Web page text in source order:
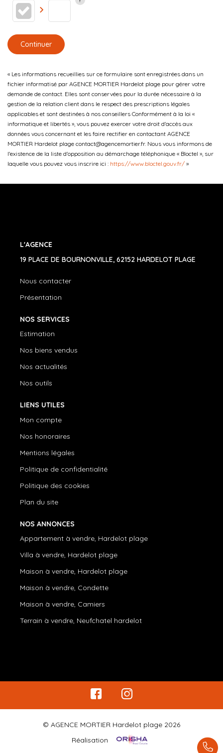
Continuer
« Les informations recueillies sur ce formulaire sont enregistrées dans un
fichier informatisé par AGENCE MORTIER Hardelot plage pour gérer votre
demande de contact. Elles sont conservées pour la durée nécessaire à la
gestion de la relation client dans le respect des prescriptions légales
applicables et sont destinées à nos conseillers Conformément à la loi «
informatique et libertés », vous pouvez exercer votre droit d'accès aux
données vous concernant et les faire rectifier en contactant AGENCE
MORTIER Hardelot plage contact@agencemortier.fr. Nous vous informons de
l'existence de la liste d'opposition au démarchage téléphonique « Bloctel », sur
laquelle vous pouvez vous inscrire ici : https://www.bloctel.gouv.fr/ »
L'AGENCE
19 PLACE DE BOURNONVILLE, 62152 HARDELOT PLAGE
Nous contacter
Présentation
NOS SERVICES
Estimation
Nos biens vendus
Nos actualités
Nos outils
LIENS UTILES
Mon compte
Nos honoraires
Mentions légales
Politique de confidentialité
Politique des cookies
Plan du site
NOS ANNONCES
Appartement à vendre, Hardelot plage
Villa à vendre, Hardelot plage
Maison à vendre, Hardelot plage
Maison à vendre, Condette
Maison à vendre, Camiers
Terrain à vendre, Neufchatel hardelot
© AGENCE MORTIER Hardelot plage 2026
Réalisation